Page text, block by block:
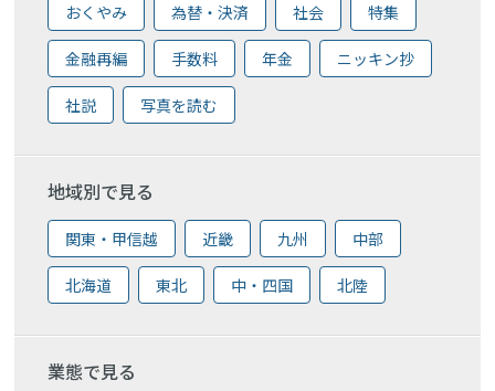
おくやみ 為替・決済 社会 特集
金融再編 手数料 年金 ニッキン抄
社説 写真を読む
地域別で見る
関東・甲信越 近畿 九州 中部
北海道 東北 中・四国 北陸
業態で見る